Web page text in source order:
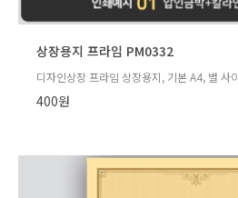
상장용지 프라임 PM0332
디자인상장 프라임 상장용지, 기본 A4, 별 사
400원